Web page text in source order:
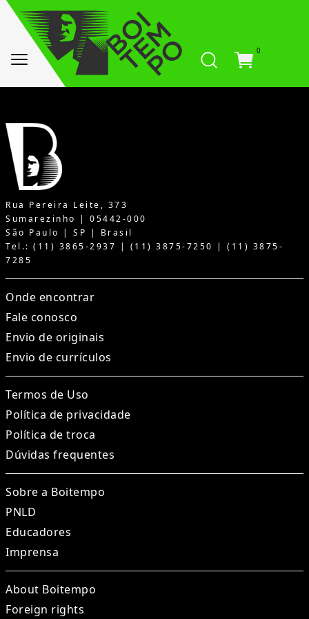
0
Rua Pereira Leite, 373
Sumarezinho | 05442-000
São Paulo | SP | Brasil
Tel.: (11) 3865-2937 | (11) 3875-7250 | (11) 3875-
7285
Onde encontrar
Fale conosco
Envio de originais
Envio de currículos
Termos de Uso
Política de privacidade
Política de troca
Dúvidas frequentes
Sobre a Boitempo
PNLD
Educadores
Imprensa
About Boitempo
Foreign rights